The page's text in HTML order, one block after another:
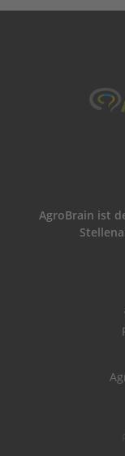
AgroBrain ist